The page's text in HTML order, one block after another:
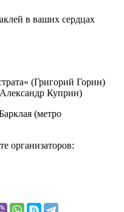
в ваших сердцах
(Григорий Горин)
Куприн)
(метро
организаторов: